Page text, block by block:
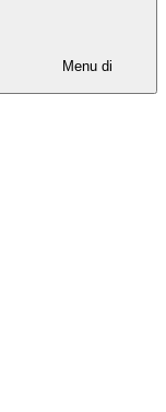
Menu di